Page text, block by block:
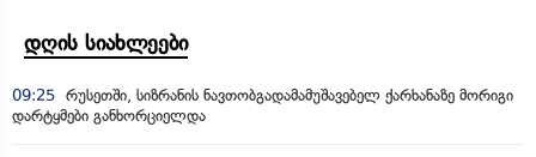
დღის სიახლეები
09:25 რუსეთში, სიზრანის ნავთობგადამამუშავებელ ქარხანაზე მორიგი
დარტყმები განხორციელდა